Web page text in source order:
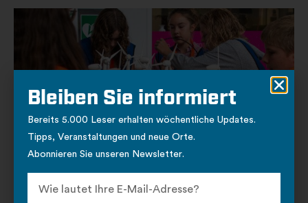
Bleiben Sie informiert
Bereits 5.000 Leser erhalten wöchentliche Updates.
Tipps, Veranstaltungen und neue Orte.
Abonnieren Sie unseren Newsletter.